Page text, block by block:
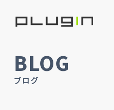
BLOG
ブログ